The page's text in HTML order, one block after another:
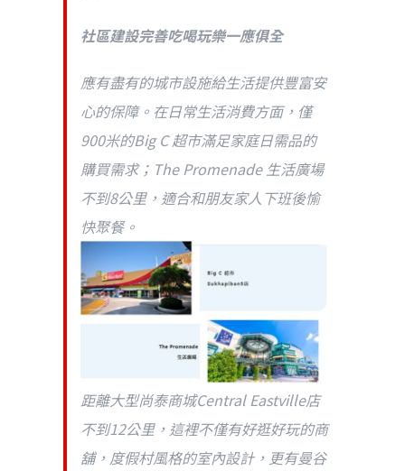
社區建設完善吃喝玩樂一應俱全
應有盡有的城市設施給生活提供豐富安
心的保障。在日常生活消費方面，僅
900米的Big C 超市滿足家庭日需品的
購買需求；The Promenade 生活廣場
不到8公里，適合和朋友家人下班後愉
快聚餐。
距離大型尚泰商城Central Eastville店
不到12公里，這裡不僅有好逛好玩的商
舖，度假村風格的室內設計，更有曼谷